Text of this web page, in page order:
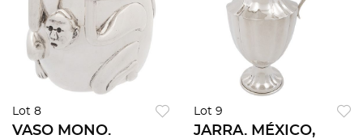
Lot 8
VASO MONO.
Lot 9
JARRA. MÉXICO,